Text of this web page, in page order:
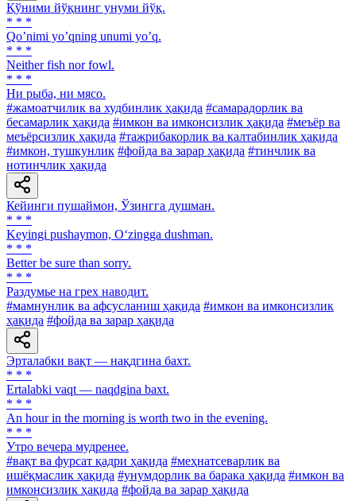
Қўними йўқнинг унуми йўқ.
* * *
Qoʼnimi yoʼqning unumi yoʼq.
* * *
Neither fish nor fowl.
* * *
Ни рыба, ни мясо.
#жамоатчилик ва худбинлик ҳақида #самарадорлик ва
бесамарлик ҳақида #имкон ва имконсизлик ҳақида #меъёр ва
меъёрсизлик ҳақида #тажрибакорлик ва калтабинлик ҳақида
#имкон, тушкунлик #фойда ва зарар ҳақида #тинчлик ва
нотинчлик ҳақида
Кейинги пушаймон, Ўзингга душман.
* * *
Keyingi pushaymon, O‘zingga dushman.
* * *
Better be sure than sorry.
* * *
Раздумье на грех наводит.
#мамнунлик ва афсусланиш ҳақида #имкон ва имконсизлик
ҳақида #фойда ва зарар ҳақида
Эрталабки вақт — нақдгина бахт.
* * *
Ertalabki vaqt — naqdgina baxt.
* * *
An hour in the morning is worth two in the evening.
* * *
Утро вечера мудренее.
#вақт ва фурсат қадри ҳақида #меҳнатсеварлик ва
ишёқмаслик ҳақида #унумдорлик ва барака ҳақида #имкон ва
имконсизлик ҳақида #фойда ва зарар ҳақида